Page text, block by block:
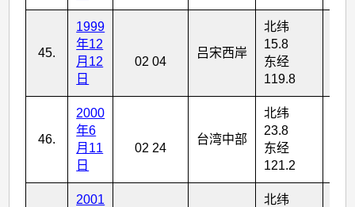
45.
1999
年12
月12
日
02 04
吕宋西岸
北纬
15.8
东经
119.8
46.
2000
年6
月11
日
02 24
台湾中部
北纬
23.8
东经
121.2
2001
北纬